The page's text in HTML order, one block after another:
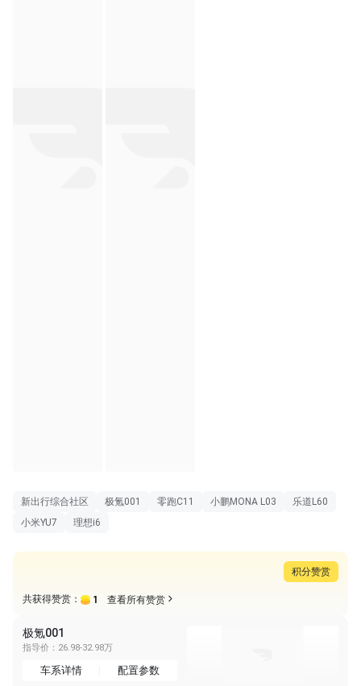
新出行综合社区 极氪001 零跑C11 小鹏MONA L03
乐道L60
小米YU7
理想i6
积分赞赏
共获得赞赏： 1 查看所有赞赏
极氪001
指导价：26.98-32.98万
车系详情 配置参数